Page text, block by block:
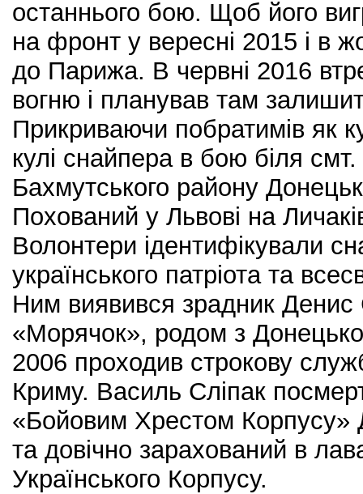
останнього бою. Щоб його
на фронт у вересні 2015 і в
до Парижа. В червні 2016
вогню і планував там
Прикриваючи побратимів як
кулі снайпера в бою біля смт.
Бахмутського району
Похований у Львові на
Волонтери ідентифікували
українського патріота та
Ним виявився зрадник
«Морячок», родом з
2006 проходив строкову
Криму. Василь Сліпак
«Бойовим Хрестом Корпусу»
та довічно зарахований в
Українського Корпусу.